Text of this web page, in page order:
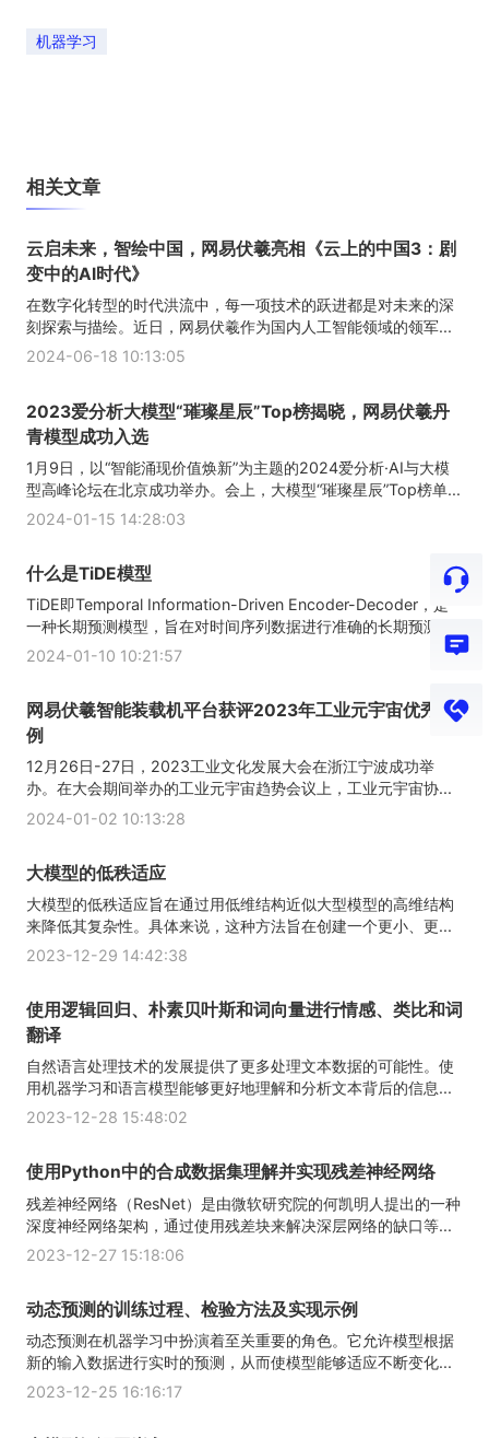
机器学习
相关文章
云启未来，智绘中国，网易伏羲亮相《云上的中国3：剧
变中的AI时代》
在数字化转型的时代洪流中，每一项技术的跃进都是对未来的深
刻探索与描绘。近日，网易伏羲作为国内人工智能领域的领军...
2024-06-18 10:13:05
2023爱分析大模型“璀璨星辰”Top榜揭晓，网易伏羲丹
青模型成功入选
1月9日，以“智能涌现价值焕新”为主题的2024爱分析·AI与大模
型高峰论坛在北京成功举办。会上，大模型“璀璨星辰”Top榜单...
2024-01-15 14:28:03
什么是TiDE模型
TiDE即Temporal Information-Driven Encoder-Decoder，是
一种长期预测模型，旨在对时间序列数据进行准确的长期预测...
2024-01-10 10:21:57
网易伏羲智能装载机平台获评2023年工业元宇宙优秀案
例
12月26日-27日，2023工业文化发展大会在浙江宁波成功举
办。在大会期间举办的工业元宇宙趋势会议上，工业元宇宙协...
2024-01-02 10:13:28
大模型的低秩适应
大模型的低秩适应旨在通过用低维结构近似大型模型的高维结构
来降低其复杂性。具体来说，这种方法旨在创建一个更小、更...
2023-12-29 14:42:38
使用逻辑回归、朴素贝叶斯和词向量进行情感、类比和词
翻译
自然语言处理技术的发展提供了更多处理文本数据的可能性。使
用机器学习和语言模型能够更好地理解和分析文本背后的信息...
2023-12-28 15:48:02
使用Python中的合成数据集理解并实现残差神经网络
残差神经网络（ResNet）是由微软研究院的何凯明人提出的一种
深度神经网络架构，通过使用残差块来解决深层网络的缺口等...
2023-12-27 15:18:06
动态预测的训练过程、检验方法及实现示例
动态预测在机器学习中扮演着至关重要的角色。它允许模型根据
新的输入数据进行实时的预测，从而使模型能够适应不断变化...
2023-12-25 16:16:17